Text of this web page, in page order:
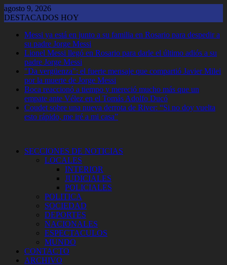
Saltar
al
agosto 9, 2026
DESTACADOS HOY
Messi ya está en junto a su familia en Rosario para despedir a
su padre Jorge Messi
Lionel Messi llegó en Rosario para darle el último adiós a su
padre Jorge Messi
"Da vergüenza": el fuerte mensaje que compartió Javier Milei
por la muerte de Jorge Messi
Boca reaccionó a tiempo y mereció mucho más que un
empate ante Vélez en el Tomás Adolfo Ducó
Coudet sobre una nueva derrota de River: “Si no doy vuelta
esto rápido, me iré a mi casa”
SECCIONES DE NOTICIAS
LOCALES
INTERIOR
JUDICIALES
POLICIALES
POLITICA
SOCIEDAD
DEPORTES
NACIONALES
ESPECTACULOS
MUNDO
CONTACTO
ARCHIVO